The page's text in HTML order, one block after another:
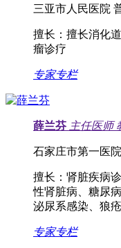
三亚市人民医院
擅长： 擅长消化
瘤诊疗
专家专栏
薛兰芬 主任医师
石家庄市第一医
擅长： 肾脏疾病
性肾脏病、糖尿
泌尿系感染、狼
专家专栏